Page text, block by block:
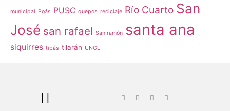
municipal Poás PUSC quepos reciclaje Río Cuarto San
José san rafael San ramón santa ana
siquirres tibás tilarán UNGL